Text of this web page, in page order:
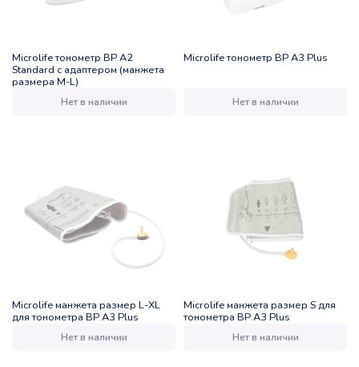
Microlife тонометр BP A2
Standard с адаптером (манжета
размера M-L)
Нет в наличии
Microlife тонометр BP A3 Plus
Нет в наличии
Microlife манжета размер L-XL
для тонометра BP A3 Plus
Нет в наличии
Microlife манжета размер S для
тонометра BP A3 Plus
Нет в наличии